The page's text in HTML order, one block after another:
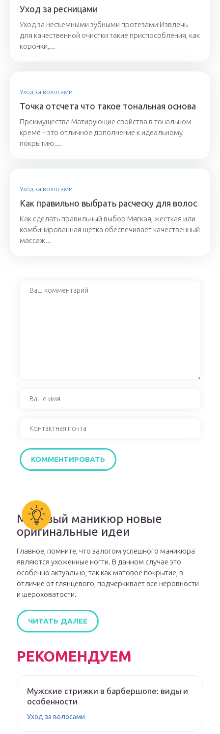
Уход за ресницами
Уход за несъемными зубными протезами Извлечь
для качественной очистки такие приспособления, как
коронки,...
Уход за волосами
Точка отсчета что такое тональная основа
Преимущества Матирующие свойства в тональном
креме – это отличное дополнение к идеальному
покрытию....
Уход за волосами
Как правильно выбрать расческу для волос
Как сделать правильный выбор Мягкая, жесткая или
комбинированная щетка обеспечивает качественный
массаж...
Матовый маникюр новые
оригинальные идеи
Главное, помните, что залогом успешного маникюра
являются ухоженные ногти. В данном случае это
особенно актуально, так как матовое покрытие, в
отличие от глянцевого, подчеркивает все неровности
и шероховатости.
ЧИТАТЬ ДАЛЕЕ
РЕКОМЕНДУЕМ
Мужские стрижки в барбершопе: виды и
особенности
Уход за волосами